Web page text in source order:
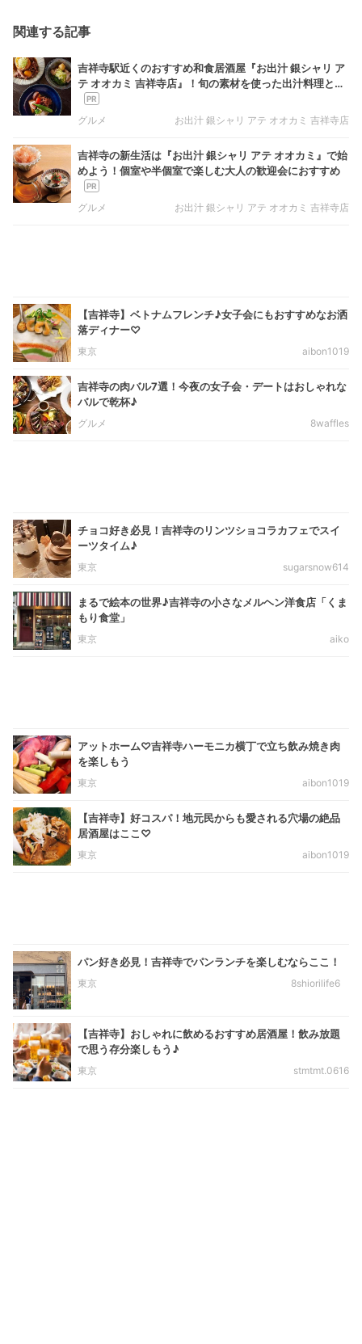
関連する記事
吉祥寺駅近くのおすすめ和食居酒屋『お出汁 銀シャリ ア
テ オオカミ 吉祥寺店』！旬の素材を使った出汁料理と炊
き立て銀シャリを堪能
グルメ お出汁 銀シャリ アテ オオカミ 吉祥寺店
吉祥寺の新生活は『お出汁 銀シャリ アテ オオカミ』で始
めよう！個室や半個室で楽しむ大人の歓迎会におすすめ
グルメ お出汁 銀シャリ アテ オオカミ 吉祥寺店
【吉祥寺】ベトナムフレンチ♪女子会にもおすすめなお洒
落ディナー♡
東京 aibon1019
吉祥寺の肉バル7選！今夜の女子会・デートはおしゃれな
バルで乾杯♪
グルメ 8waffles
チョコ好き必見！吉祥寺のリンツショコラカフェでスイ
ーツタイム♪
東京 sugarsnow614
まるで絵本の世界♪吉祥寺の小さなメルヘン洋食店「くま
もり食堂」
東京 aiko
アットホーム♡吉祥寺ハーモニカ横丁で立ち飲み焼き肉
を楽しもう
東京 aibon1019
【吉祥寺】好コスパ！地元民からも愛される穴場の絶品
居酒屋はここ♡
東京 aibon1019
パン好き必見！吉祥寺でパンランチを楽しむならここ！
東京 8shiorilife6
【吉祥寺】おしゃれに飲めるおすすめ居酒屋！飲み放題
で思う存分楽しもう♪
東京 stmtmt.0616